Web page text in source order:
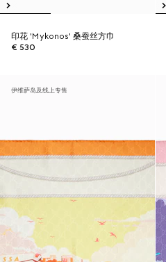
印花 'Mykonos' 桑蚕丝方巾
€ 530
伊维萨岛及线上专售